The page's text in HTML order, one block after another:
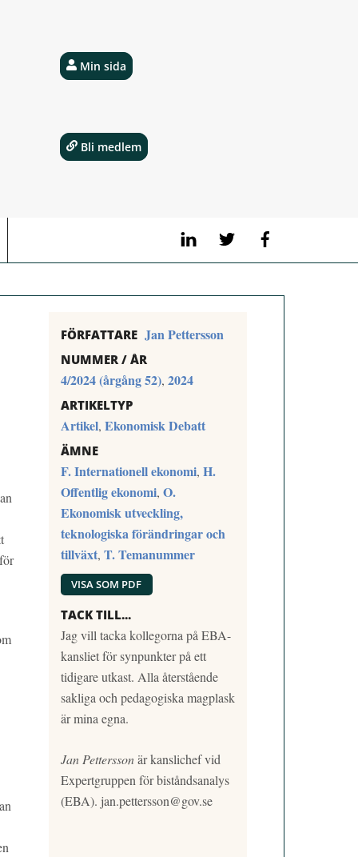
LinkedIn Twitter
Min sida
Bli medlem
FÖRFATTARE Jan Pettersson
NUMMER / ÅR
4/2024 (årgång 52), 2024
ARTIKELTYP
Artikel, Ekonomisk Debatt
ÄMNE
F. Internationell ekonomi, H.
Offentlig ekonomi, O.
Ekonomisk utveckling,
teknologiska förändringar och
tillväxt, T. Temanummer
VISA SOM PDF
TACK TILL...
Jag vill tacka kollegorna på EBA-
kansliet för synpunkter på ett
tidigare utkast. Alla återstående
sakliga och pedagogiska magplask
är mina egna.
Jan Petterssonär kanslichef vid
Expertgruppen för biståndsanalys
(EBA). jan.pettersson@gov.se